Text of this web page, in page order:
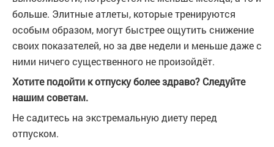
больше. Элитные атлеты, которые тренируются
особым образом, могут быстрее ощутить снижение
своих показателей, но за две недели и меньше даже с
ними ничего существенного не произойдёт.
Хотите подойти к отпуску более здраво? Следуйте
нашим советам.
Не садитесь на экстремальную диету перед
отпуском.